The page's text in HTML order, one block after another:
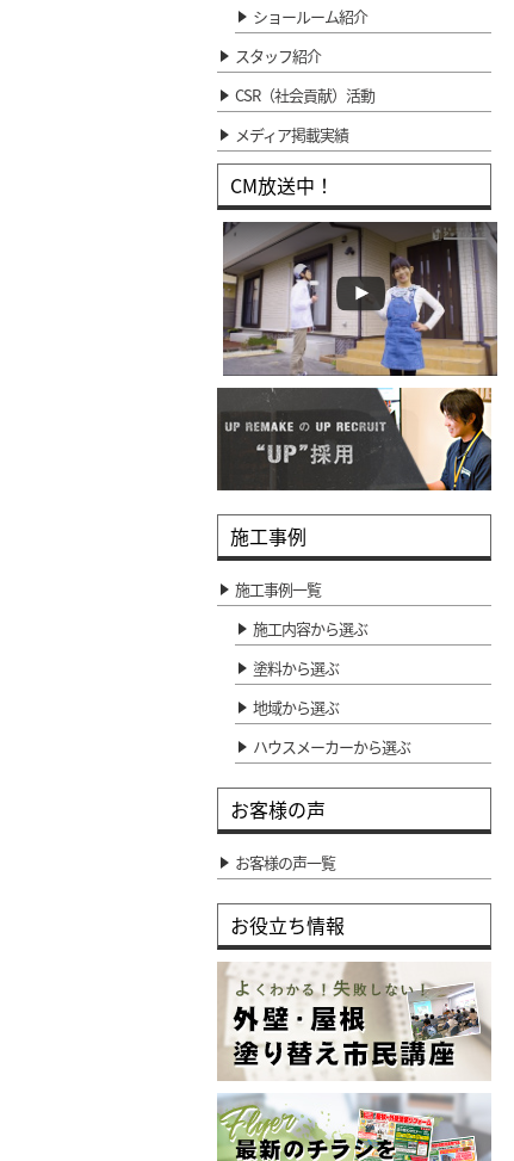
ショールーム紹介
スタッフ紹介
CSR（社会貢献）活動
メディア掲載実績
CM放送中！
施工事例
施工事例一覧
施工内容から選ぶ
塗料から選ぶ
地域から選ぶ
ハウスメーカーから選ぶ
お客様の声
お客様の声一覧
お役立ち情報